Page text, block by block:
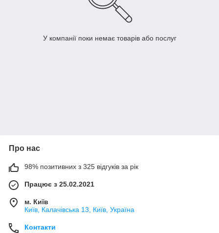
У компанії поки немає товарів або послуг
Про нас
98% позитивних з 325 відгуків за рік
Працює з 25.02.2021
м. Київ
Київ, Калачівська 13, Київ, Україна
Контакти